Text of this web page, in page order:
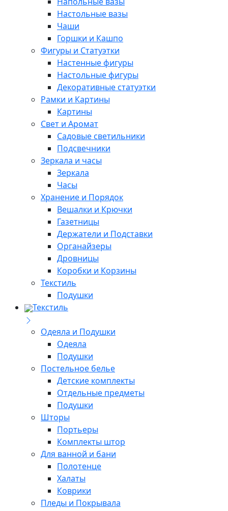
Настольные вазы
Чаши
Горшки и Кашпо
Фигуры и Статуэтки
Настенные фигуры
Настольные фигуры
Декоративные статуэтки
Рамки и Картины
Картины
Свет и Аромат
Садовые светильники
Подсвечники
Зеркала и часы
Зеркала
Часы
Хранение и Порядок
Вешалки и Крючки
Газетницы
Держатели и Подставки
Органайзеры
Дровницы
Коробки и Корзины
Текстиль
Подушки
Текстиль
Одеяла и Подушки
Одеяла
Подушки
Постельное белье
Детские комплекты
Отдельные предметы
Подушки
Шторы
Портьеры
Комплекты штор
Для ванной и бани
Полотенце
Халаты
Коврики
Пледы и Покрывала